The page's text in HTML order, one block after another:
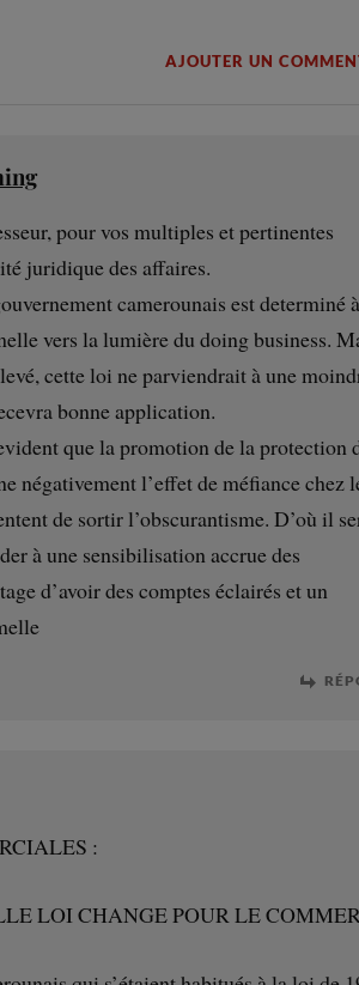
AJOUTER UN
pour vos multiples et pertinentes
juridique des affaires.
camerounais est determiné à
vers la lumière du doing business.
cette loi ne parviendrait à une
bonne application.
que la promotion de la protection
négativement l’effet de méfiance chez
de sortir l’obscurantisme. D’où il
à une sensibilisation accrue des
d’avoir des comptes éclairés et un
:
LOI CHANGE POUR LE